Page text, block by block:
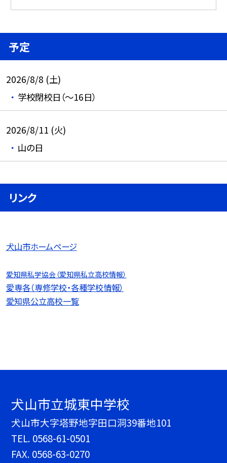
予定
2026/8/8 (土)
学校閉校日（～16日）
2026/8/11 (火)
山の日
リンク
犬山市ホームページ
愛知県私学協会（愛知県私立高校情報）
愛専各（専修学校・各種学校情報）
愛知県公立高校一覧
犬山市立城東中学校
犬山市大字塔野地字田口洞39番地101
TEL. 0568-61-0501
FAX. 0568-63-0270